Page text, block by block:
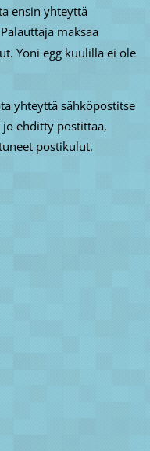
ensin yhteyttä
Palauttaja maksaa
Yoni egg kuulilla ei ole
yhteyttä sähköpostitse
ehditty postittaa,
postikulut.